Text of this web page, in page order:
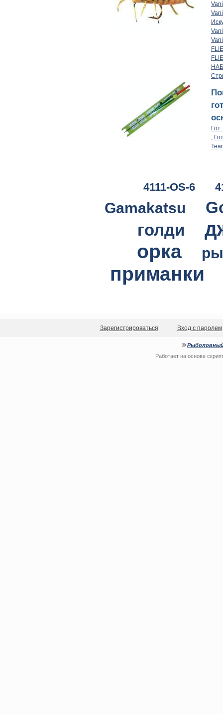
,
4111-OS-6
Gamakatsu
голди
орка
приманки
Зарегистрироваться Вход с паролем
© Рыболовный
Работает на основе